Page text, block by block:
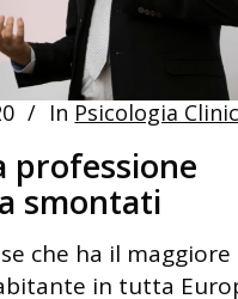
In Psicologia
professione
smontati
che ha il
in tutta